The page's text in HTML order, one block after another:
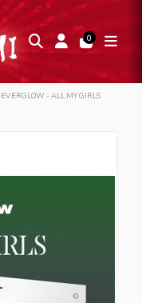
0
EVERGLOW - ALL MY GIRLS